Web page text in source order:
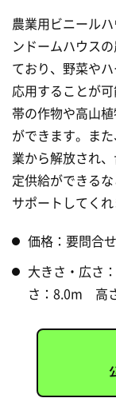
農業用ビニール
ンドームハウス
ており、野菜や
応用することが
帯の作物や高山
ができます。ま
業から解放され
定供給ができる
サポートしてくれ
価格：要問合せ
大きさ・広さ
さ：8.0m 高